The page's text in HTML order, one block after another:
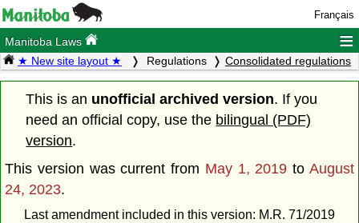
Français
Manitoba Laws ≡
★ New site layout ★ Regulations Consolidated regulations
This is an unofficial archived version. If you
need an official copy, use the bilingual (PDF)
version.
This version was current from May 1, 2019 toAugust
24, 2023.
Last amendment included in this version: M.R. 71/2019